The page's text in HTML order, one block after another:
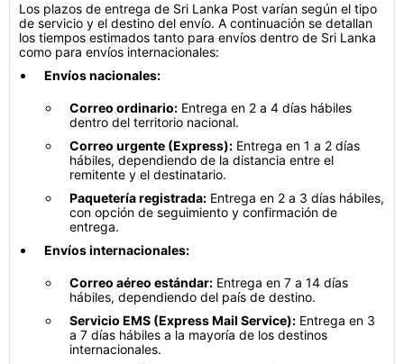
Los plazos de entrega de Sri Lanka Post varían según el tipo
de servicio y el destino del envío. A continuación se detallan
los tiempos estimados tanto para envíos dentro de Sri Lanka
como para envíos internacionales:
Envíos nacionales:
Correo ordinario: Entrega en 2 a 4 días hábiles
dentro del territorio nacional.
Correo urgente (Express): Entrega en 1 a 2 días
hábiles, dependiendo de la distancia entre el
remitente y el destinatario.
Paquetería registrada: Entrega en 2 a 3 días hábiles,
con opción de seguimiento y confirmación de
entrega.
Envíos internacionales:
Correo aéreo estándar: Entrega en 7 a 14 días
hábiles, dependiendo del país de destino.
Servicio EMS (Express Mail Service): Entrega en 3
a 7 días hábiles a la mayoría de los destinos
internacionales.